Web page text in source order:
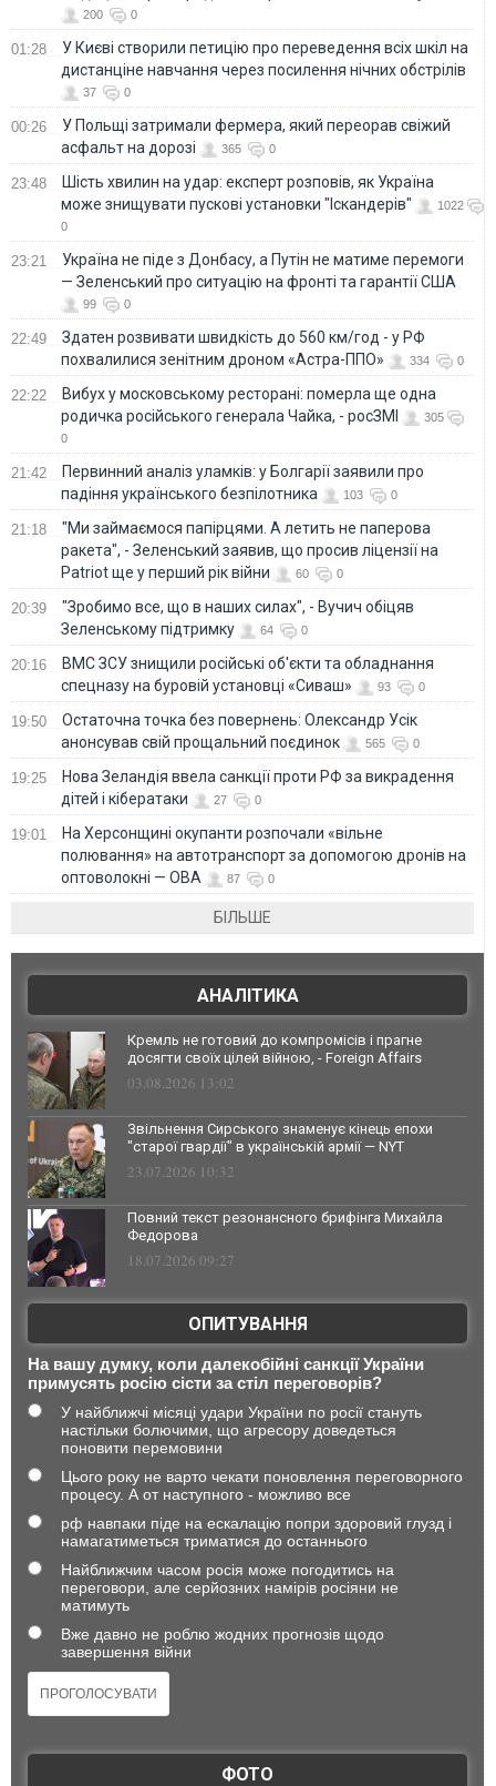
200 0
01:28
У Києві створили петицію про переведення всіх шкіл на
дистанціне навчання через посилення нічних обстрілів
37 0
00:26
У Польщі затримали фермера, який переорав свіжий
асфальт на дорозі
365 0
23:48
Шість хвилин на удар: експерт розповів, як Україна
може знищувати пускові установки "Іскандерів"
1022
0
23:21
Україна не піде з Донбасу, а Путін не матиме перемоги
— Зеленський про ситуацію на фронті та гарантії США
99 0
22:49
Здатен розвивати швидкість до 560 км/год - у РФ
похвалилися зенітним дроном «Астра-ППО»
334 0
22:22
Вибух у московському ресторані: померла ще одна
родичка російського генерала Чайка, - росЗМІ
305
0
21:42
Первинний аналіз уламків: у Болгарії заявили про
падіння українського безпілотника
103 0
21:18
"Ми займаємося папірцями. А летить не паперова
ракета", - Зеленський заявив, що просив ліцензії на
Patriot ще у перший рік війни
60 0
20:39
"Зробимо все, що в наших силах", - Вучич обіцяв
Зеленському підтримку
64 0
20:16
ВМС ЗСУ знищили російські об'єкти та обладнання
спецназу на буровій установці «Сиваш»
93 0
19:50
Остаточна точка без повернень: Олександр Усік
анонсував свій прощальний поєдинок
565 0
19:25
Нова Зеландія ввела санкції проти РФ за викрадення
дітей і кібератаки
27 0
19:01
На Херсонщині окупанти розпочали «вільне
полювання» на автотранспорт за допомогою дронів на
оптоволокні — ОВА
87 0
БІЛЬШЕ
АНАЛІТИКА
Кремль не готовий до компромісів і прагне
досягти своїх цілей війною, - Foreign Affairs
03.08.2026 13:02
Звільнення Сирського знаменує кінець епохи
"старої гвардії" в українській армії — NYT
23.07.2026 10:32
Повний текст резонансного брифінга Михайла
Федорова
18.07.2026 09:27
ОПИТУВАННЯ
На вашу думку, коли далекобійні санкції України
примусять росію сісти за стіл переговорів?
У найближчі місяці удари України по росії стануть
настільки болючими, що агресору доведеться
поновити перемовини
Цього року не варто чекати поновлення переговорного
процесу. А от наступного - можливо все
рф навпаки піде на ескалацію попри здоровий глузд і
намагатиметься триматися до останнього
Найближчим часом росія може погодитись на
переговори, але серйозних намірів росіяни не
матимуть
Вже давно не роблю жодних прогнозів щодо
завершення війни
ФОТО